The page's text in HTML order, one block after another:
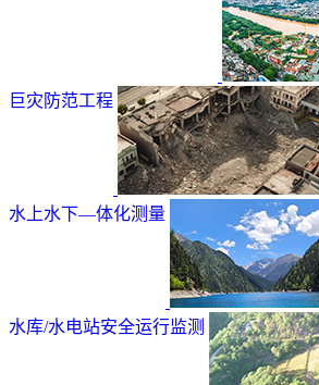
巨灾防范工程
水上水下—体化测量
水库/水电站安全运行监测